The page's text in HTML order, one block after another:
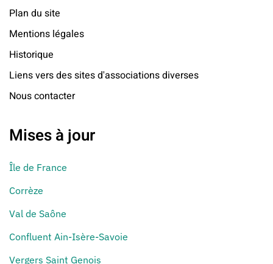
Plan du site
Mentions légales
Historique
Liens vers des sites d'associations diverses
Nous contacter
Mises à jour
Île de France
Corrèze
Val de Saône
Confluent Ain-Isère-Savoie
Vergers Saint Genois